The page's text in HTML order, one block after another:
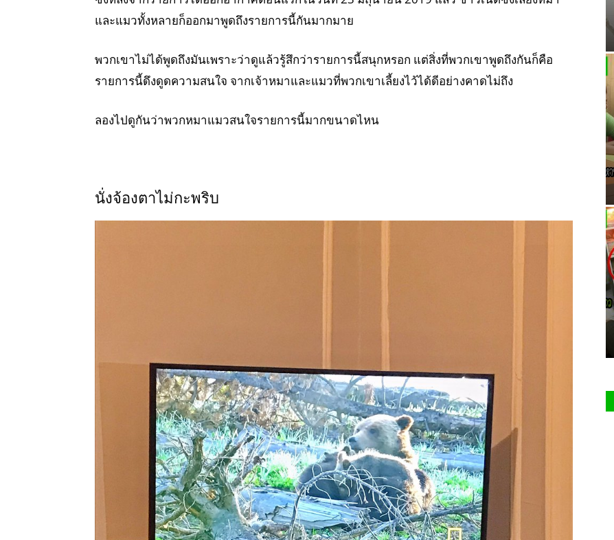
และแมวทั้งหลายก็ออกมาพูดถึงรายการนี้กันมากมาย
พวกเขาไม่ได้พูดถึงมันเพราะว่าดูแล้วรู้สึกว่ารายการนี้สนุกหรอก แต่สิ่งที่พวกเขาพูดถึงกันก็คือ
รายการนี้ดึงดูดความสนใจ จากเจ้าหมาและแมวที่พวกเขาเลี้ยงไว้ได้ดีอย่างคาดไม่ถึง
ลองไปดูกันว่าพวกหมาแมวสนใจรายการนี้มากขนาดไหน
นั่งจ้องตาไม่กะพริบ